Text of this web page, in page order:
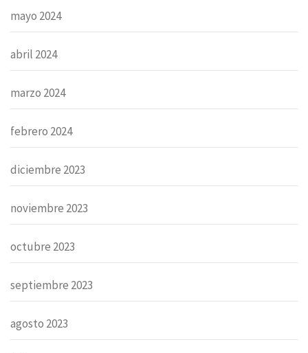
mayo 2024
abril 2024
marzo 2024
febrero 2024
diciembre 2023
noviembre 2023
octubre 2023
septiembre 2023
agosto 2023